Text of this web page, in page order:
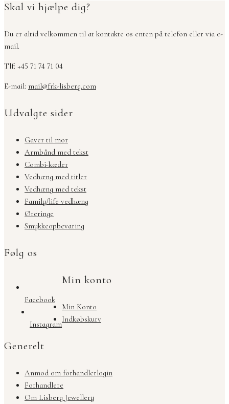
Skal vi hjælpe dig?
Du er altid velkommen til at kontakte os enten på telefon eller via e-
mail.
Tlf: +45 71 74 71 04
E-mail: mail@frk-lisberg.com
Udvalgte sider
Gaver til mor
Armbånd med tekst
Combi-kæder
Vedhæng med titler
Vedhæng med tekst
Family/life vedhæng
Øreringe
Smykkeopbevaring
Følg os
Facebook
Instagram
Min konto
Min Konto
Indkøbskurv
Generelt
Anmod om forhandlerlogin
Forhandlere
Om Lisberg Jewellery